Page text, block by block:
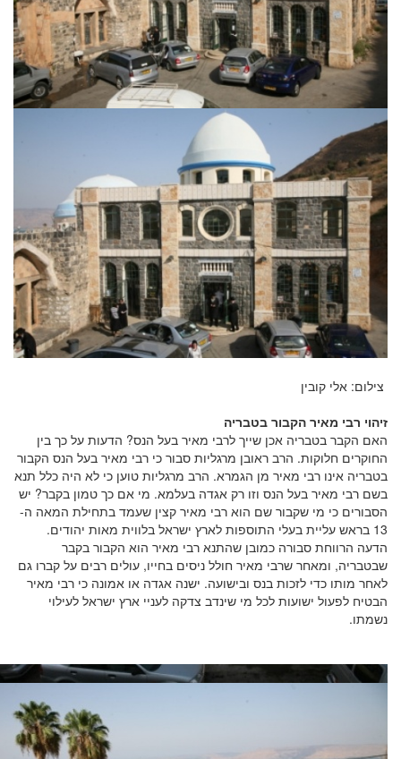
צילום: אלי קובין
זיהוי רבי מאיר הקבור בטבריה
האם הקבר בטבריה אכן שייך לרבי מאיר בעל הנס? הדעות על כך בין
החוקרים חלוקות. הרב ראובן מרגליות סבור כי רבי מאיר בעל הנס הקבור
בטבריה אינו רבי מאיר מן הגמרא. הרב מרגליות טוען כי לא היה כלל תנא
בשם רבי מאיר בעל הנס וזו רק אגדה בעלמא. מי אם כך טמון בקבר? יש
הסבורים כי מי שקבור שם הוא רבי מאיר קצין שעמד בתחילת המאה ה-
13 בראש עליית בעלי התוספות לארץ ישראל בלווית מאות יהודים.
הדעה הרווחת סבורה כמובן שהתנא רבי מאיר הוא הקבור בקבר
שבטבריה, ומאחר שרבי מאיר חולל ניסים בחייו, עולים רבים על קברו גם
לאחר מותו כדי לזכות בנס ובישועה. ישנה אגדה או אמונה כי רבי מאיר
הבטיח לפעול ישועות לכל מי שינדב צדקה לעניי ארץ ישראל לעילוי
נשמתו.